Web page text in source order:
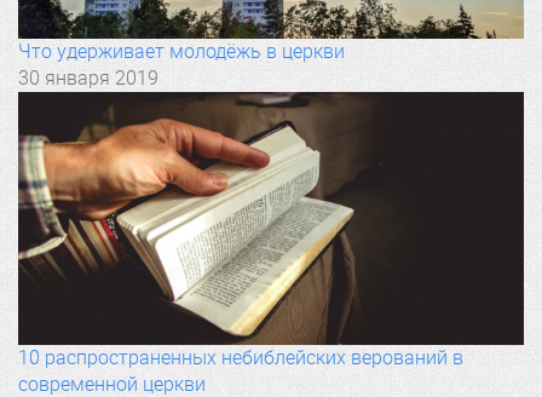
Что удерживает молодёжь в церкви
30 января 2019
10 распространенных небиблейских верований в
современной церкви